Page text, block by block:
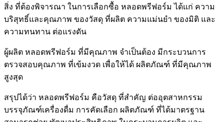
สิ่ง ที่ต้องพิจารณา ในการเลือกซื้อ หลอดพรีฟอร์ม ได้แก่ ความ
บริสุทธิ์และคุณภาพ ของวัสดุ ที่ผลิต ความแม่นยำ ของมิติ และ
ความทนทาน ต่อแรงดัน
ผู้ผลิต หลอดพรีฟอร์ม ที่มีคุณภาพ จำเป็นต้อง มีกระบวนการ
ตรวจสอบคุณภาพ ที่เข้มงวด เพื่อให้ได้ ผลิตภัณฑ์ ที่มีคุณภาพ
สูงสุด
สรุปได้ว่า หลอดพรีฟอร์ม คือวัสดุ ที่สำคัญ ต่ออุตสาหกรรม
บรรจุภัณฑ์เครื่องดื่ม การคัดเลือก ผลิตภัณฑ์ ที่ได้มาตรฐาน